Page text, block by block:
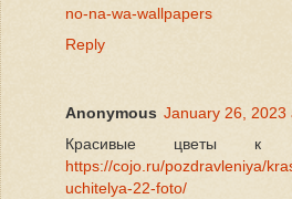
no-na-wa-wallpapers
Reply
Anonymous January 26, 2023
Красивые цветы к
https://cojo.ru/pozdravleniya/
uchitelya-22-foto/